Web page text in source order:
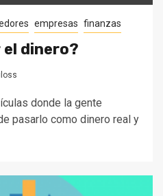
empresas finanzas
el dinero?
donde la gente
pasarlo como dinero real y